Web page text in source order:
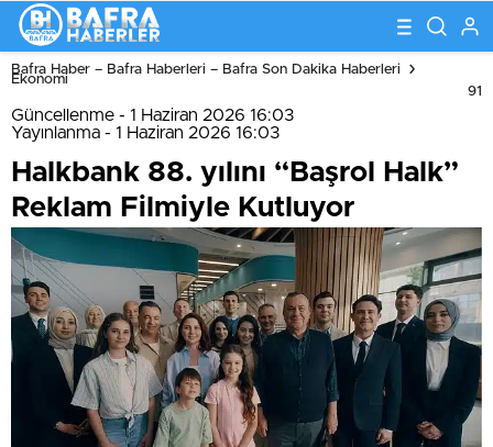
Bafra Haber – Bafra Haberleri – Bafra Son Dakika Haberleri
Ekonomi
91
Güncellenme - 1 Haziran 2026 16:03
Yayınlanma - 1 Haziran 2026 16:03
Halkbank 88. yılını “Başrol Halk”
Reklam Filmiyle Kutluyor